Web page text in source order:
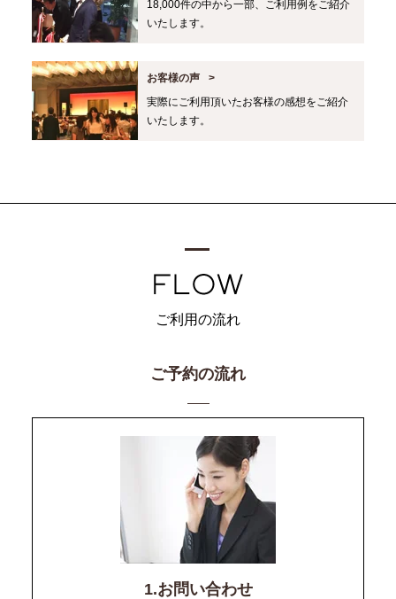
18,000件の中から一部、ご利用例をご紹介
いたします。
お客様の声
実際にご利用頂いたお客様の感想をご紹介
いたします。
ご利用の流れ
ご予約の流れ
1.お問い合わせ